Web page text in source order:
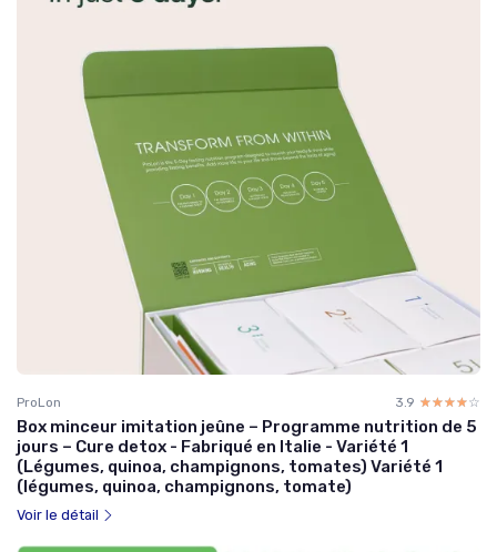
ProLon 3.9 ☆☆☆☆☆
★★★★★
Box minceur imitation jeûne – Programme nutrition de 5
jours – Cure detox - Fabriqué en Italie - Variété 1
(Légumes, quinoa, champignons, tomates) Variété 1
(légumes, quinoa, champignons, tomate)
Voir le détail